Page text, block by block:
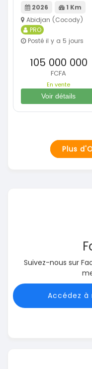
2026
1 Km
Abidjan (Cocody)
PRO
Posté il y a 5 jours
105 000 000
FCFA
En vente
Voir détails
Plus
Suivez-nous sur
Accédez à